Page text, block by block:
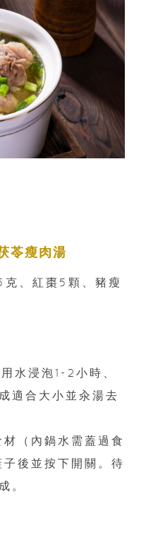
苓瘦肉湯
、紅棗5顆、豬瘦
水浸泡1-2小時、
適合大小並汆湯去
（內鍋水需蓋過食
後並按下開關。待
。